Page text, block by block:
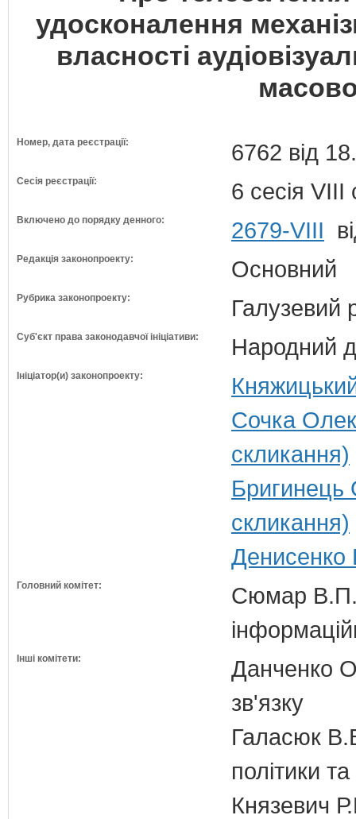
удосконалення
власності
Номер, дата реєстрації: 6762 від
Сесія реєстрації: 6 сесія VIII
Включено до порядку денного: 2679-VIII
Редакція законопроекту: Основний
Рубрика законопроекту: Галузевий
Суб'єкт права законодавчої ініціативи: Народний
Ініціатор(и) законопроекту:
Сочка
скликання)
скликання)
Денисенко
Головний комітет:
Сюмар В.П.
Інші комітети:
Данченко
зв'язку
Галасюк
політики
Князевич